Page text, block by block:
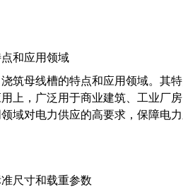
和应用领域
筑母线槽的特点和应用领域。其
上，广泛用于商业建筑、工业厂
域对电力供应的高要求，保障电力
尺寸和载重参数